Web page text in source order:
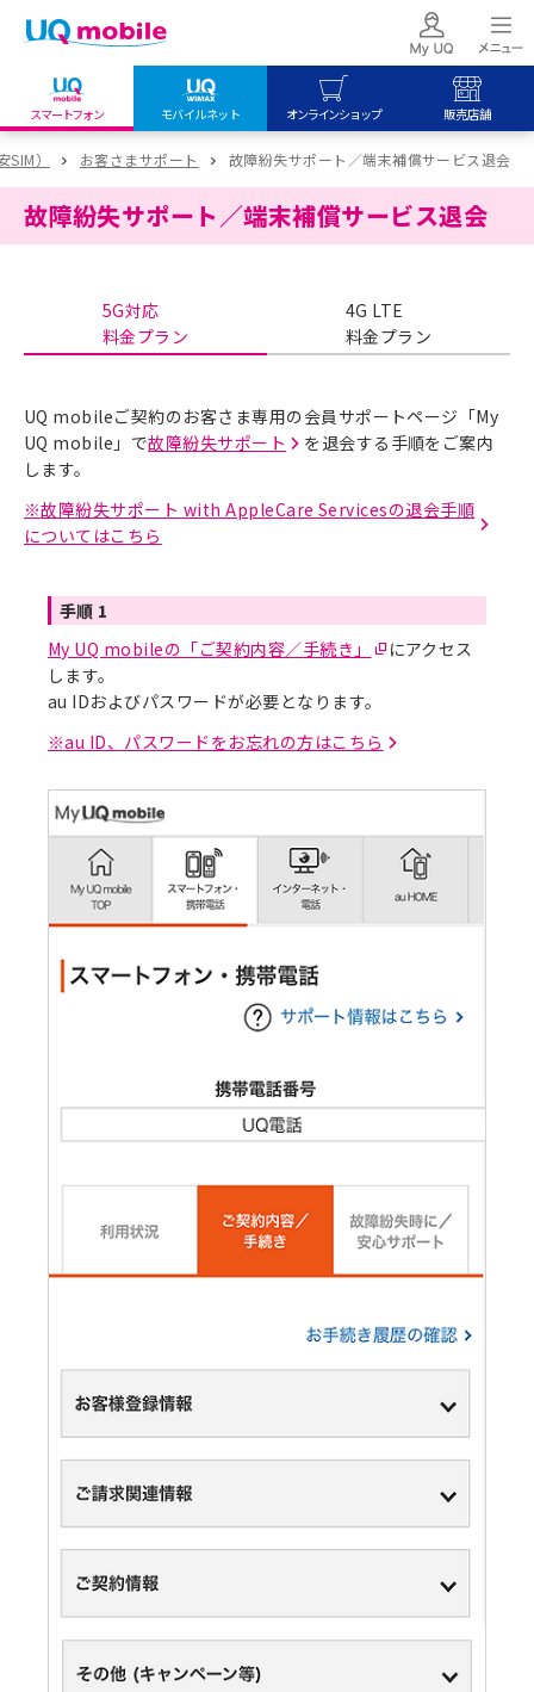
スマートフォン モバイルネット オンラインショップ 販売店舗
my UQ WiMAX
UQ WiMAX ご契約の方
My UQ mobile
UQ mobile
データチャージサイト
UQ mobile
オンラインショップ
UQ WiMAX
UQ mobile
販売店舗
UQ WiMAX
） お客さまサポート 故障紛失サポート／端末補償サービス退会
故障紛失サポート／端末補償サービス退会
5G対応
料金プラン
4G LTE
料金プラン
UQ mobileご契約のお客さま専用の会員サポートページ「My
UQ mobile」で故障紛失サポート
を退会する手順をご案内
します。
※故障紛失サポート with AppleCare Servicesの退会手順
についてはこちら
手順 1
My UQ mobileの「ご契約内容／手続き」
にアクセス
します。
au IDおよびパスワードが必要となります。
※au ID、パスワードをお忘れの方はこちら